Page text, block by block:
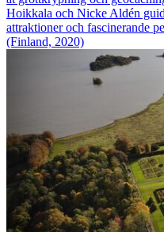
Hoikkala och Nicke Aldén
attraktioner och fascinerande
(Finland, 2020)